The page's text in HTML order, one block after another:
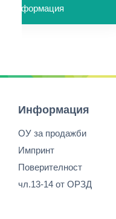
информация
Информация
ОУ за продажби
Импринт
Поверителност
чл.13-14 от ОРЗД